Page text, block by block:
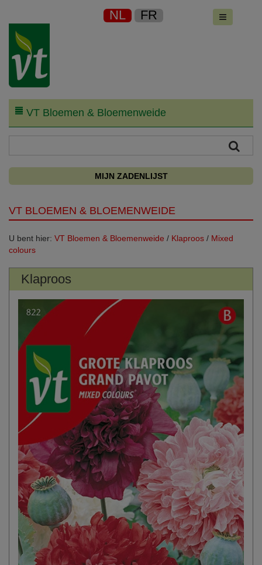
NL FR
VT Bloemen & Bloemenweide
MIJN ZADENLIJST
VT BLOEMEN & BLOEMENWEIDE
U bent hier: VT Bloemen & Bloemenweide / Klaproos / Mixed
colours
Klaproos